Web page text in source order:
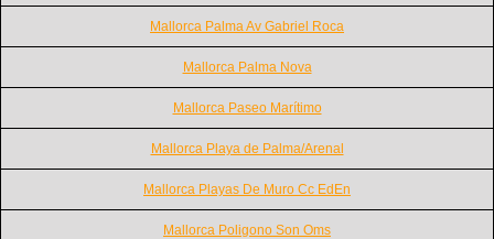
Mallorca Palma Av Gabriel Roca
Mallorca Palma Nova
Mallorca Paseo Marítimo
Mallorca Playa de Palma/Arenal
Mallorca Playas De Muro Cc EdEn
Mallorca Poligono Son Oms